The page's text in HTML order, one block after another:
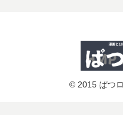
© 2015 ぱつ